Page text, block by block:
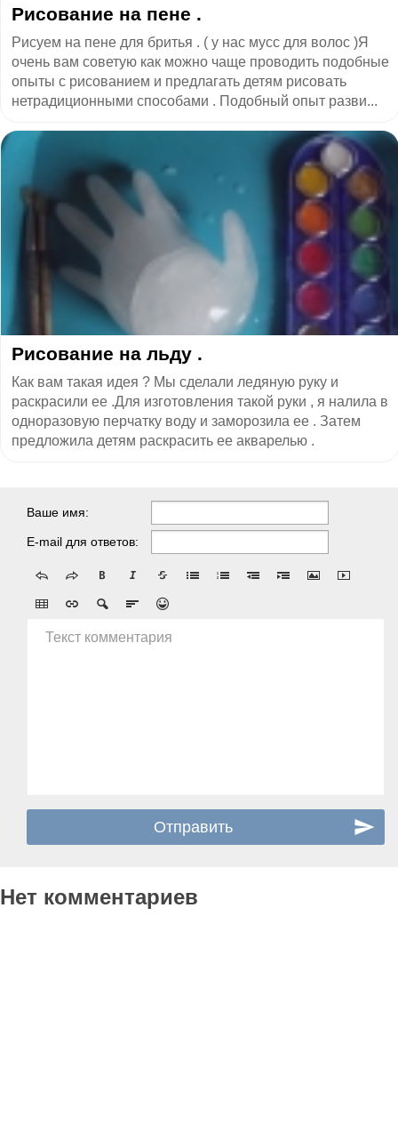
Рисование на пене .
Рисуем на пене для бритья . ( у нас мусс для волос )Я
очень вам советую как можно чаще проводить подобные
опыты с рисованием и предлагать детям рисовать
нетрадиционными способами . Подобный опыт разви...
Рисование на льду .
Как вам такая идея ? Мы сделали ледяную руку и
раскрасили ее .Для изготовления такой руки , я налила в
одноразовую перчатку воду и заморозила ее . Затем
предложила детям раскрасить ее акварелью .
Ваше имя:
E-mail для ответов:
Текст комментария
Нет комментариев